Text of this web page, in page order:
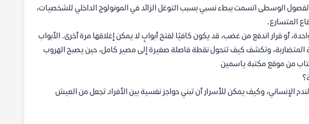
الفصول الوسطى اتسمت ببطء نسبي بسبب التوغل الزائد في المونولوج الداخلي للشخصيات،
المتسارع.
أو قرار اندفع من غضب، قد يكون كافيًا لفتح أبوابٍ لا يمكن إغلاقها مرة أخرى. الأبواب
المتضاربة، وتكشف كيف تتحول نقطة فاصلة صغيرة إلى مصير كامل، حين يصبح الهروب
من موقع مكتبة ياسمين
الإنساني، وكيف يمكن للأسرار أن تبني حواجز نفسية بين الأفراد تجعل من العيش